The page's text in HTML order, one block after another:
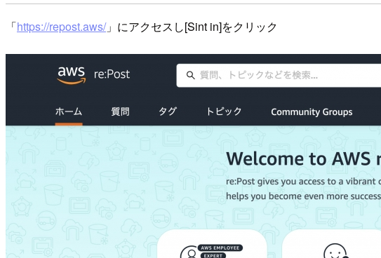
「https://repost.aws/」にアクセスし[Sint in]をクリック